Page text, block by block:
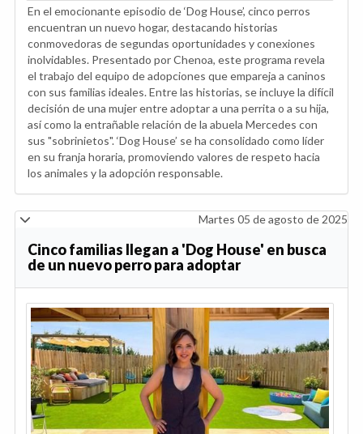
En el emocionante episodio de ‘Dog House’, cinco perros
encuentran un nuevo hogar, destacando historias
conmovedoras de segundas oportunidades y conexiones
inolvidables. Presentado por Chenoa, este programa revela
el trabajo del equipo de adopciones que empareja a caninos
con sus familias ideales. Entre las historias, se incluye la difícil
decisión de una mujer entre adoptar a una perrita o a su hija,
así como la entrañable relación de la abuela Mercedes con
sus "sobrinietos". ‘Dog House’ se ha consolidado como líder
en su franja horaria, promoviendo valores de respeto hacia
los animales y la adopción responsable.
Martes 05 de agosto de 2025
Cinco familias llegan a 'Dog House' en busca
de un nuevo perro para adoptar